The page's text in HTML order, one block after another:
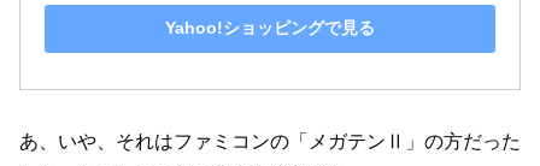
Yahoo!ショッピングで見る
あ、いや、それはファミコンの「メガテンⅡ」の方だった